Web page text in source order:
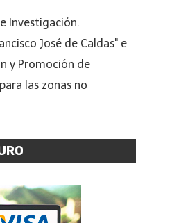
Investigación.
José de Caldas" e
y Promoción de
las zonas no